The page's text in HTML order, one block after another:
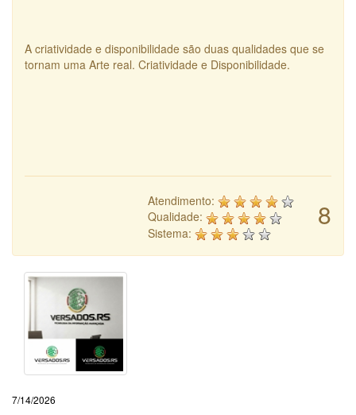
A criatividade e disponibilidade são duas qualidades que se
tornam uma Arte real. Criatividade e Disponibilidade.
8
Atendimento:
Qualidade:
Sistema:
7/14/2026